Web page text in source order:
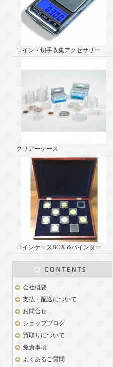
コイン・切手収集アクセサリー
クリアーケース
コインケースBOX &バインダー
会社概要
支払・配送について
お問合せ
ショップブログ
買取りについて
免責事項
よくあるご質問